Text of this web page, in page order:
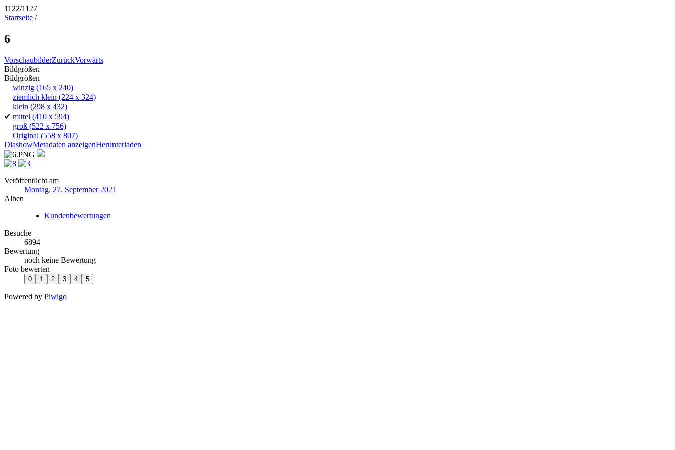
1122/1127
Startseite /
6
VorschaubilderZurückVorwärts
Bildgrößen
Bildgrößen
winzig (165 x 240)
ziemlich klein (224 x 324)
klein (298 x 432)
✔ mittel (410 x 594)
groß (522 x 756)
Original (558 x 807)
DiashowMetadaten anzeigenHerunterladen
Veröffentlicht am
Montag, 27. September 2021
Alben
Kundenbewertungen
Besuche
6894
Bewertung
noch keine Bewertung
Foto bewerten
Powered by Piwigo